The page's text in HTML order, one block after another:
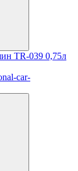
TR-039 0,75л